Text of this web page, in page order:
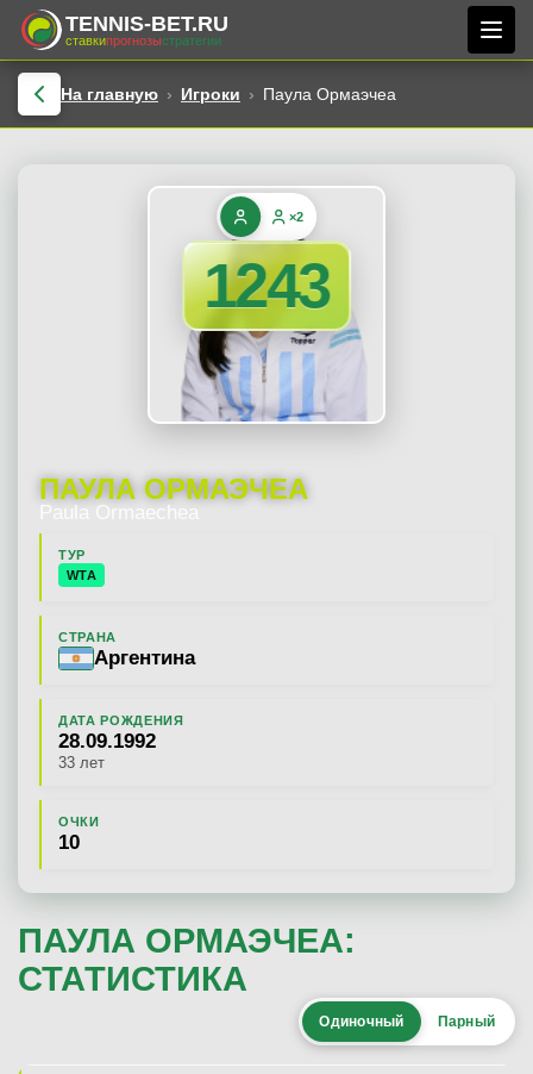
TENNIS-BET.RU
ставкипрогнозыстратегии
На главную Игроки Паула Ормаэчеа
ПАУЛА ОРМАЭЧЕА
Paula Ormaechea
ТУР
WTA
СТРАНА
Аргентина
ДАТА РОЖДЕНИЯ
28.09.1992
33 лет
ОЧКИ
10
×2
1243
ПАУЛА ОРМАЭЧЕА:
СТАТИСТИКА
Одиночный Парный